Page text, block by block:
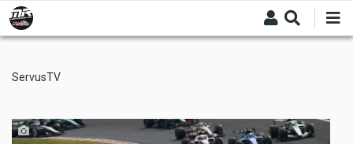
Skip
to
main
ServusTV